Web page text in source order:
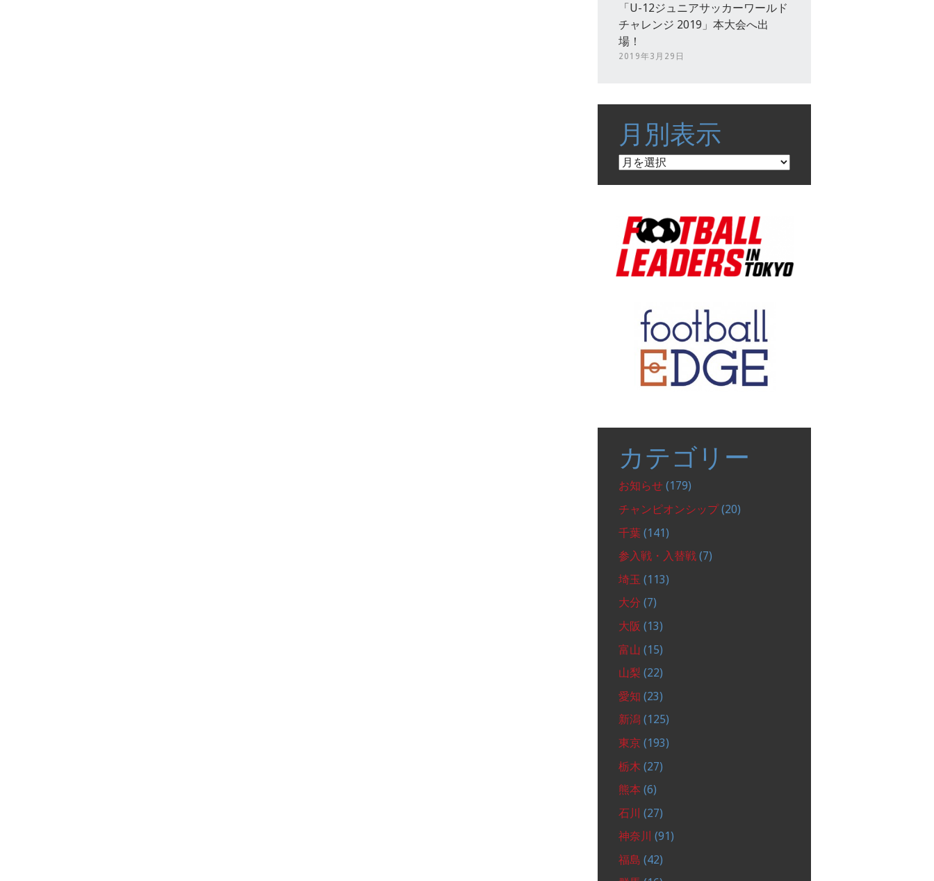
「U-12ジュニアサッカーワールド
チャレンジ 2019」本大会へ出
場！
2019年3月29日
月別表示
月
カテゴリー
お知らせ (179)
チャンピオンシップ(20)
千葉 (141)
参入戦・入替戦 (7)
埼玉 (113)
大分 (7)
大阪 (13)
富山 (15)
山梨 (22)
愛知 (23)
新潟 (125)
東京 (193)
栃木 (27)
熊本 (6)
石川 (27)
神奈川 (91)
福島 (42)